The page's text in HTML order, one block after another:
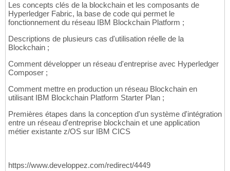
Les concepts clés de la blockchain et les composants de
Hyperledger Fabric, la base de code qui permet le
fonctionnement du réseau IBM Blockchain Platform ;
Descriptions de plusieurs cas d'utilisation réelle de la
Blockchain ;
Comment développer un réseau d'entreprise avec Hyperledger
Composer ;
Comment mettre en production un réseau Blockchain en
utilisant IBM Blockchain Platform Starter Plan ;
Premières étapes dans la conception d'un système d'intégration
entre un réseau d'entreprise blockchain et une application
métier existante z/OS sur IBM CICS
https://www.developpez.com/redirect/4449